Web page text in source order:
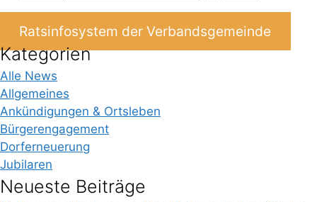
Ratsinfosystem der Verbandsgemeinde
Kategorien
Alle News
Allgemeines
Ankündigungen & Ortsleben
Bürgerengagement
Dorferneuerung
Jubilaren
Neueste Beiträge